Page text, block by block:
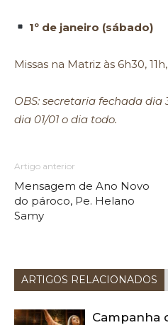
1º de janeiro (sábado)
Missas na Matriz às 6h30,
OBS: secretaria fechada dia
dia 01/01 o dia todo.
Artigo anterior
Mensagem de Ano Novo
do pároco, Pe. Helano
Samy
ARTIGOS RELACIONADOS
Campanha